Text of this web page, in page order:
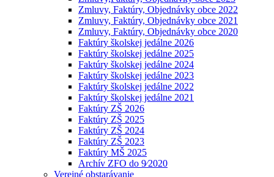
Zmluvy, Faktúry, Objednávky obce 2022
Zmluvy, Faktúry, Objednávky obce 2021
Zmluvy, Faktúry, Objednávky obce 2020
Faktúry školskej jedálne 2026
Faktúry školskej jedálne 2025
Faktúry školskej jedálne 2024
Faktúry školskej jedálne 2023
Faktúry školskej jedálne 2022
Faktúry školskej jedálne 2021
Faktúry ZŠ 2026
Faktúry ZŠ 2025
Faktúry ZŠ 2024
Faktúry ZŠ 2023
Faktúry MŠ 2025
Archív ZFO do 9⁄2020
Verejné obstarávanie